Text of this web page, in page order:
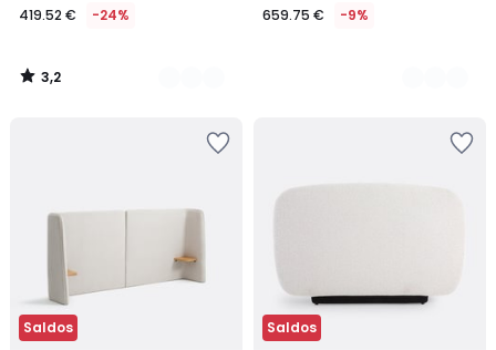
419.52 € -24%
3,2
/
659.75 € -9%
Saldos Saldos